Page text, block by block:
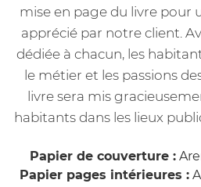
mise en page du livre pour
apprécié par notre client.
dédiée à chacun, les
le métier et les passions
livre sera mis
habitants dans les lieux
Papier de couverture :
Papier pages intérieures :